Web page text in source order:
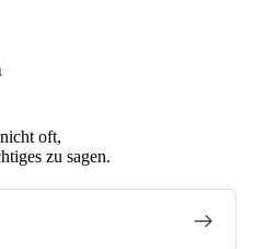
oft,
zu sagen.